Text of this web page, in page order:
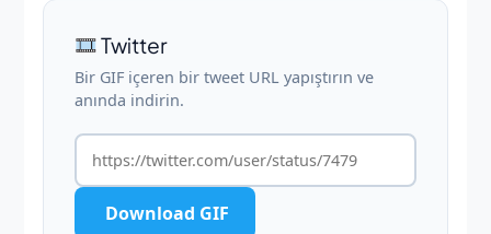
Twitter
Bir GIF içeren bir tweet URL yapıştırın ve
anında indirin.
️ Download GIF